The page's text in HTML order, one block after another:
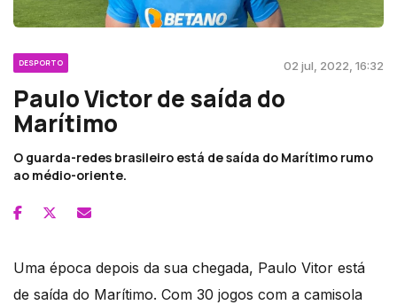
DESPORTO 02 jul, 2022, 16:32
Paulo Victor de saída do
Marítimo
O guarda-redes brasileiro está de saída do Marítimo rumo
ao médio-oriente.
Uma época depois da sua chegada, Paulo Vitor está
de saída do Marítimo. Com 30 jogos com a camisola